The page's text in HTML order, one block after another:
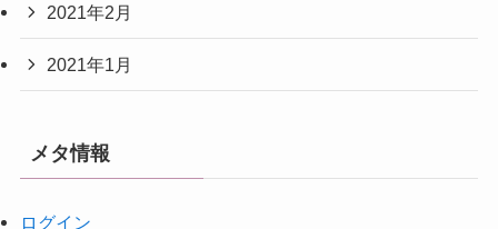
2021年2月
2021年1月
メタ情報
ログイン